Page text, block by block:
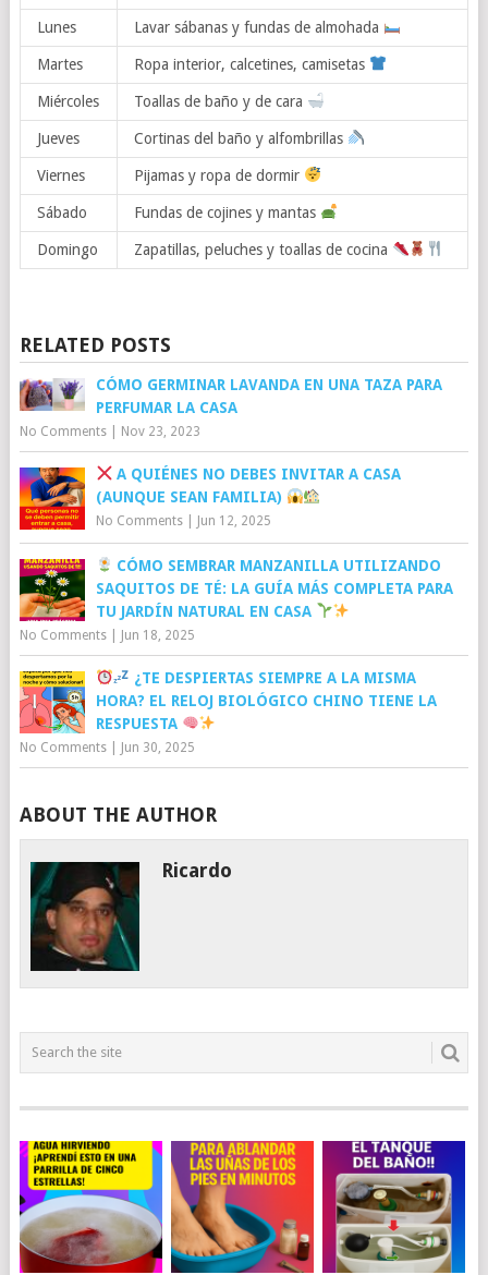
Lunes Lavar sábanas y fundas de almohada
Martes Ropa interior, calcetines, camisetas
Miércoles Toallas de baño y de cara
Jueves Cortinas del baño y alfombrillas
Viernes Pijamas y ropa de dormir
Sábado Fundas de cojines y mantas
Domingo Zapatillas, peluches y toallas de cocina
RELATED POSTS
CÓMO GERMINAR LAVANDA EN UNA TAZA PARA
PERFUMAR LA CASA
No Comments| Nov 23, 2023
A QUIÉNES NO DEBES INVITAR A CASA
(AUNQUE SEAN FAMILIA)
No Comments| Jun 12, 2025
CÓMO SEMBRAR MANZANILLA UTILIZANDO
SAQUITOS DE TÉ: LA GUÍA MÁS COMPLETA PARA
TU JARDÍN NATURAL EN CASA
No Comments| Jun 18, 2025
¿TE DESPIERTAS SIEMPRE A LA MISMA
HORA? EL RELOJ BIOLÓGICO CHINO TIENE LA
RESPUESTA
No Comments| Jun 30, 2025
ABOUT THE AUTHOR
Ricardo